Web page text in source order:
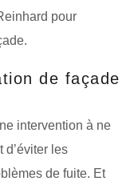
pour
de façade
intervention à ne
d’éviter les
de fuite. Et